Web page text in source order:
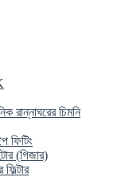
চিমনি
ফিটিং
(গিজার)